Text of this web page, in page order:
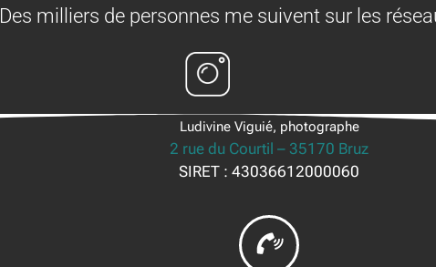
Des milliers de personnes me suivent sur les
Ludivine Viguié, photographe
2 rue du Courtil – 35170 Bruz
SIRET : 43036612000060